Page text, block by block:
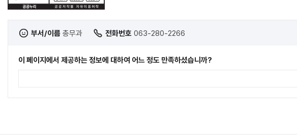
부서/이름 총무과 전화번호 063-280-2266
이 페이지에서 제공하는 정보에 대하여 어느 정도 만족하셨습니까?